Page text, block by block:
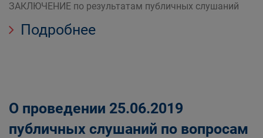
ЗАКЛЮЧЕНИЕ по результатам публичных слушаний
Подробнее
О проведении 25.06.2019
публичных слушаний по вопросам